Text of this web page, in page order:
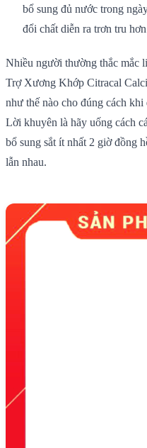
bổ sung đủ nước trong
đổi chất diễn ra trơn tru
Nhiều người thường thắc mắc
Trợ Xương Khớp Citracal
như thế nào cho đúng cách
Lời khuyên là hãy uống cách
bổ sung sắt ít nhất 2 giờ đồng
lẫn nhau.